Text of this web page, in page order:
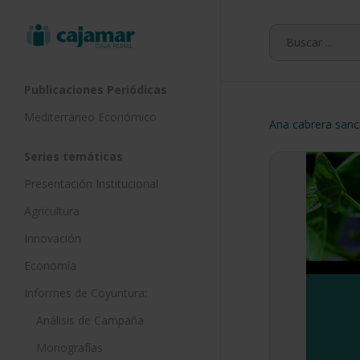
Publicaciones Periódicas
Mediterráneo Económico
Series temáticas
Presentación Institucional
Agricultura
Innovación
Economía
Informes de Coyuntura:
Análisis de Campaña
Monografías
Ana cabrera